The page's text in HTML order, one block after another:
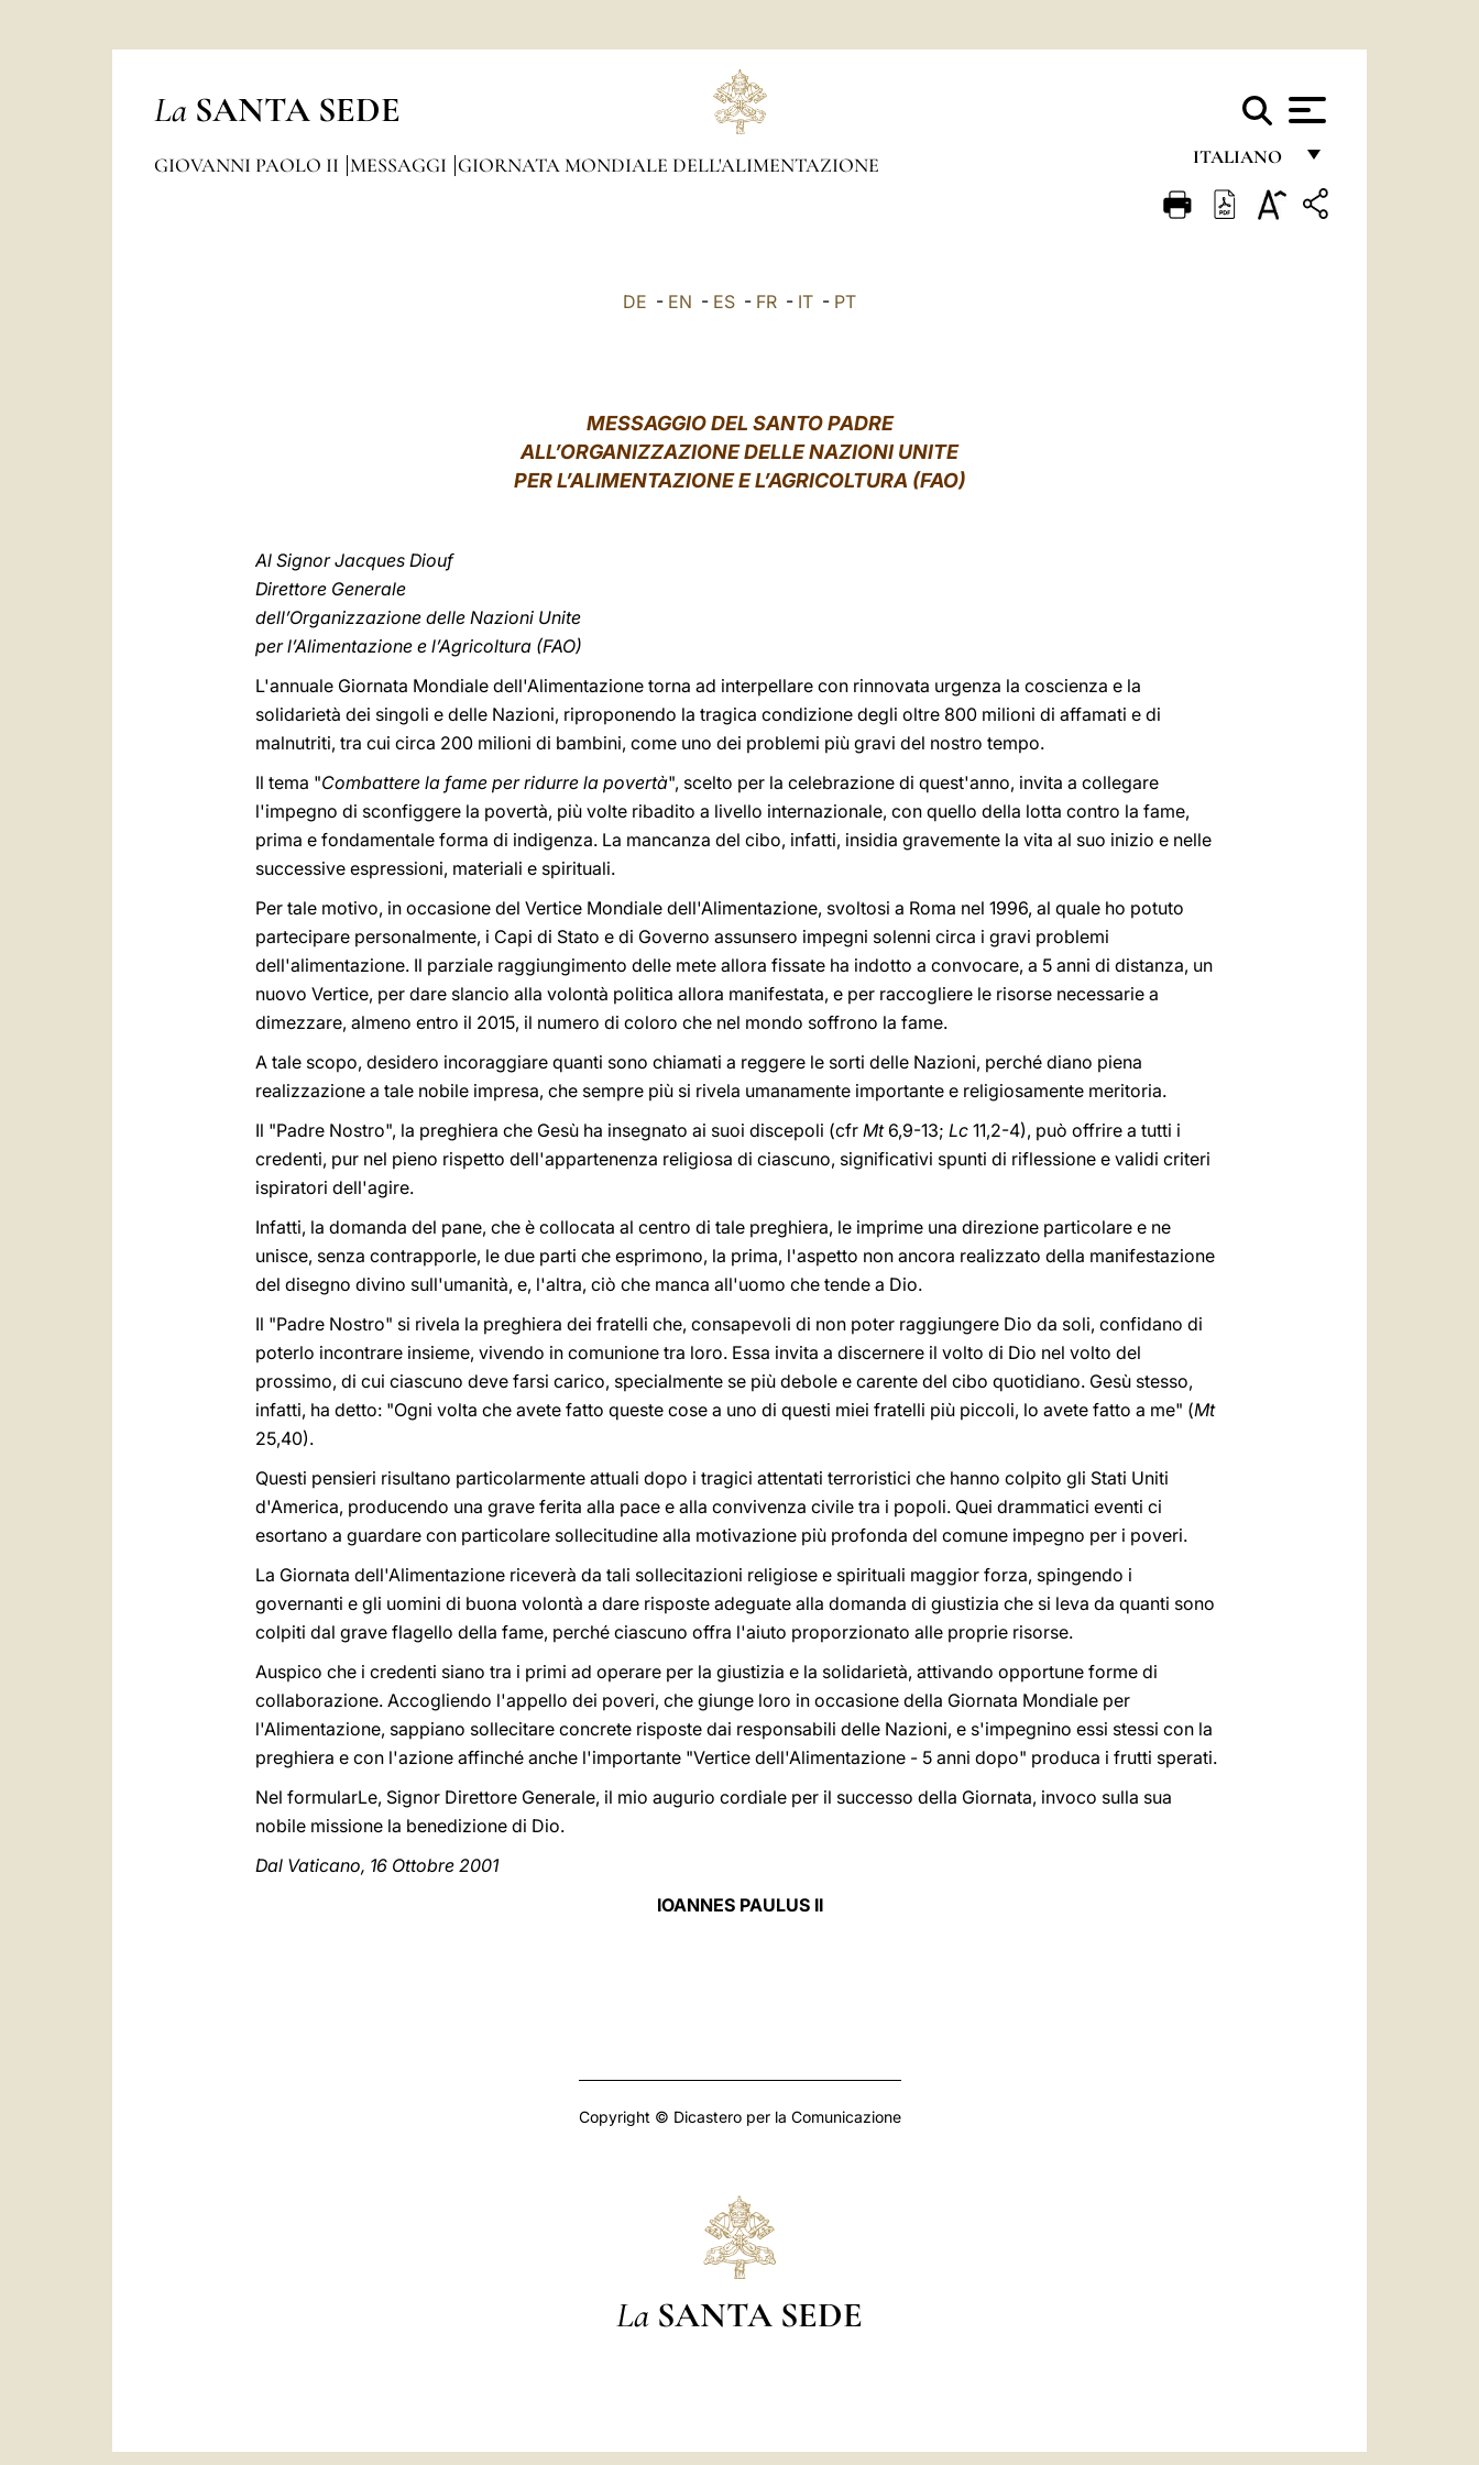
La SANTA SEDE
ITALIANO
FRANÇAIS
GIOVANNI PAOLO II MESSAGGI GIORNATA MONDIALE DELL'ALIMENTAZIONE
DE - EN - ES - FR - IT - PT
MESSAGGIO DEL SANTO PADRE
ALL’ORGANIZZAZIONE DELLE NAZIONI UNITE
PER L’ALIMENTAZIONE E L’AGRICOLTURA (FAO)
Al Signor Jacques Diouf
Direttore Generale
dell’Organizzazione delle Nazioni Unite
per l’Alimentazione e l’Agricoltura (FAO)
L'annuale Giornata Mondiale dell'Alimentazione torna ad interpellare con rinnovata urgenza la coscienza e la
solidarietà dei singoli e delle Nazioni, riproponendo la tragica condizione degli oltre 800 milioni di affamati e di
malnutriti, tra cui circa 200 milioni di bambini, come uno dei problemi più gravi del nostro tempo.
Il tema "Combattere la fame per ridurre la povertà", scelto per la celebrazione di quest'anno, invita a collegare
l'impegno di sconfiggere la povertà, più volte ribadito a livello internazionale, con quello della lotta contro la fame,
prima e fondamentale forma di indigenza. La mancanza del cibo, infatti, insidia gravemente la vita al suo inizio e nelle
successive espressioni, materiali e spirituali.
Per tale motivo, in occasione del Vertice Mondiale dell'Alimentazione, svoltosi a Roma nel 1996, al quale ho potuto
partecipare personalmente, i Capi di Stato e di Governo assunsero impegni solenni circa i gravi problemi
dell'alimentazione. Il parziale raggiungimento delle mete allora fissate ha indotto a convocare, a 5 anni di distanza, un
nuovo Vertice, per dare slancio alla volontà politica allora manifestata, e per raccogliere le risorse necessarie a
dimezzare, almeno entro il 2015, il numero di coloro che nel mondo soffrono la fame.
A tale scopo, desidero incoraggiare quanti sono chiamati a reggere le sorti delle Nazioni, perché diano piena
realizzazione a tale nobile impresa, che sempre più si rivela umanamente importante e religiosamente meritoria.
Il "Padre Nostro", la preghiera che Gesù ha insegnato ai suoi discepoli (cfr Mt6,9-13; Lc 11,2-4), può offrire a tutti i
credenti, pur nel pieno rispetto dell'appartenenza religiosa di ciascuno, significativi spunti di riflessione e validi criteri
ispiratori dell'agire.
Infatti, la domanda del pane, che è collocata al centro di tale preghiera, le imprime una direzione particolare e ne
unisce, senza contrapporle, le due parti che esprimono, la prima, l'aspetto non ancora realizzato della manifestazione
del disegno divino sull'umanità, e, l'altra, ciò che manca all'uomo che tende a Dio.
Il "Padre Nostro" si rivela la preghiera dei fratelli che, consapevoli di non poter raggiungere Dio da soli, confidano di
poterlo incontrare insieme, vivendo in comunione tra loro. Essa invita a discernere il volto di Dio nel volto del
prossimo, di cui ciascuno deve farsi carico, specialmente se più debole e carente del cibo quotidiano. Gesù stesso,
infatti, ha detto: "Ogni volta che avete fatto queste cose a uno di questi miei fratelli più piccoli, lo avete fatto a me" (Mt
25,40).
Questi pensieri risultano particolarmente attuali dopo i tragici attentati terroristici che hanno colpito gli Stati Uniti
d'America, producendo una grave ferita alla pace e alla convivenza civile tra i popoli. Quei drammatici eventi ci
esortano a guardare con particolare sollecitudine alla motivazione più profonda del comune impegno per i poveri.
La Giornata dell'Alimentazione riceverà da tali sollecitazioni religiose e spirituali maggior forza, spingendo i
governanti e gli uomini di buona volontà a dare risposte adeguate alla domanda di giustizia che si leva da quanti sono
colpiti dal grave flagello della fame, perché ciascuno offra l'aiuto proporzionato alle proprie risorse.
Auspico che i credenti siano tra i primi ad operare per la giustizia e la solidarietà, attivando opportune forme di
collaborazione. Accogliendo l'appello dei poveri, che giunge loro in occasione della Giornata Mondiale per
l'Alimentazione, sappiano sollecitare concrete risposte dai responsabili delle Nazioni, e s'impegnino essi stessi con la
preghiera e con l'azione affinché anche l'importante "Vertice dell'Alimentazione - 5 anni dopo" produca i frutti sperati.
Nel formularLe, Signor Direttore Generale, il mio augurio cordiale per il successo della Giornata, invoco sulla sua
nobile missione la benedizione di Dio.
Dal Vaticano, 16 Ottobre 2001
IOANNES PAULUS II
Copyright © Dicastero per la Comunicazione
La SANTA SEDE